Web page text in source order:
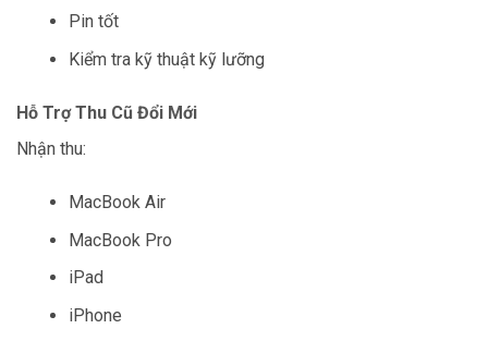
Pin tốt
Kiểm tra kỹ thuật kỹ lưỡng
Hỗ Trợ Thu Cũ Đổi Mới
Nhận thu:
MacBook Air
MacBook Pro
iPad
iPhone